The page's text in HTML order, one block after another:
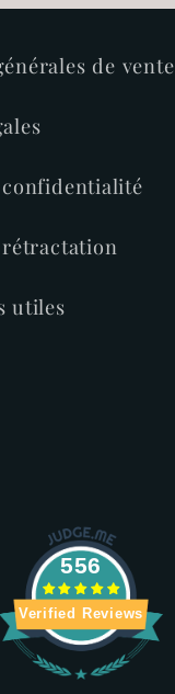
de vente
utiles
556
Verified Reviews